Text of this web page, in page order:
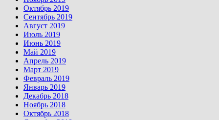
Октябрь 2019
Сентябрь 2019
Август 2019
Июль 2019
Июнь 2019
Май 2019
Апрель 2019
Март 2019
Февраль 2019
Январь 2019
Декабрь 2018
Ноябрь 2018
Октябрь 2018